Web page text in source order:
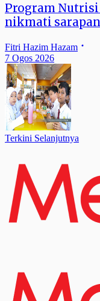
Program Nutrisi
nikmati
Fitri Hazim Hazam
7 Ogos 2026
Terkini Selanjutnya